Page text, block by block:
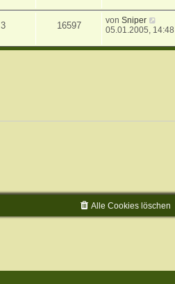
3 16597 vonSniper
05.01.2005, 14:48
Alle Cookies löschen